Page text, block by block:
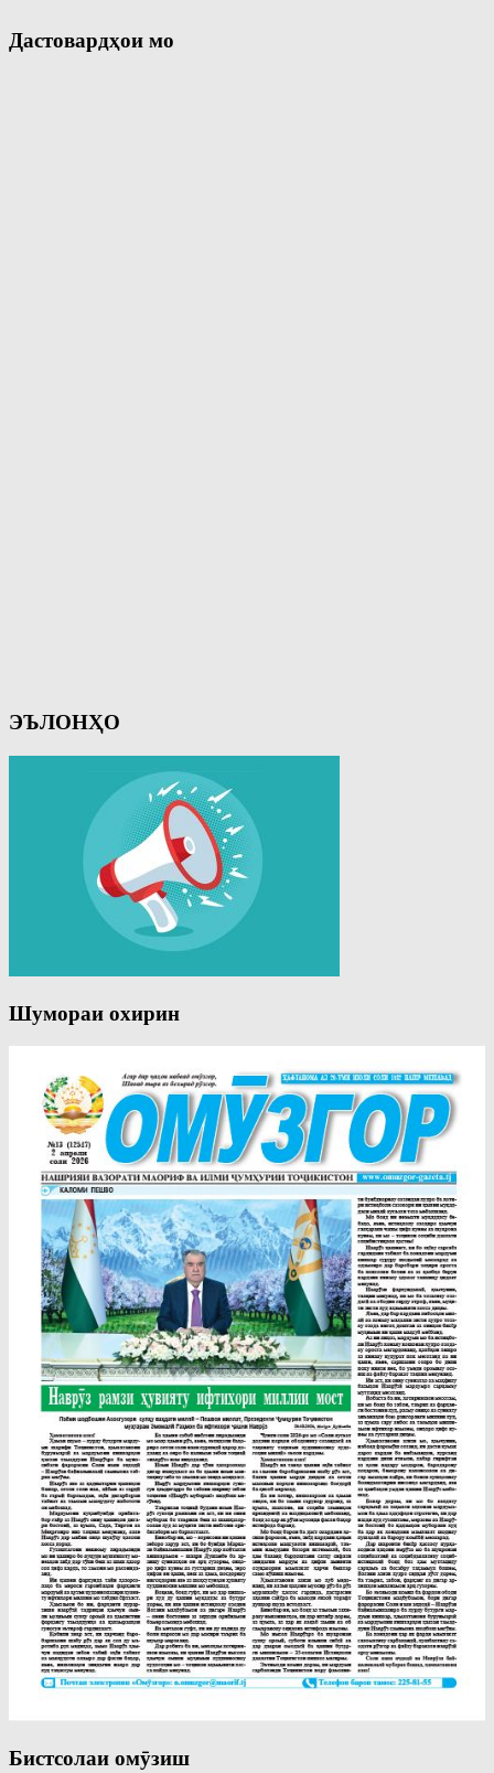
Дастовардҳои мо
ЭЪЛОНҲО
Шумораи охирин
Бистсолаи омӯзиш